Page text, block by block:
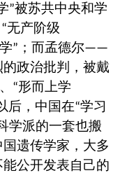
”被苏共中央和学
“无产阶级
” ；而孟德尔——
政治批判，被戴
、 “形而上学
后，中国在“学习
学派的一套也搬
遗传学家，大多
公开发表自己的